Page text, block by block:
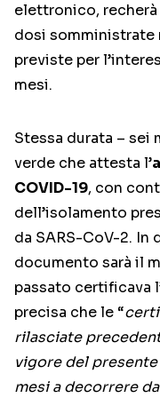
elettronico, recherà
dosi somministrate
previste per
mesi.
Stessa durata – sei
verde che attesta l’
COVID-19, con
dell’isolamento
da SARS-CoV-2. In
documento sarà il
passato certificava
precisa che le “
rilasciate
vigore del
mesi a decorrere